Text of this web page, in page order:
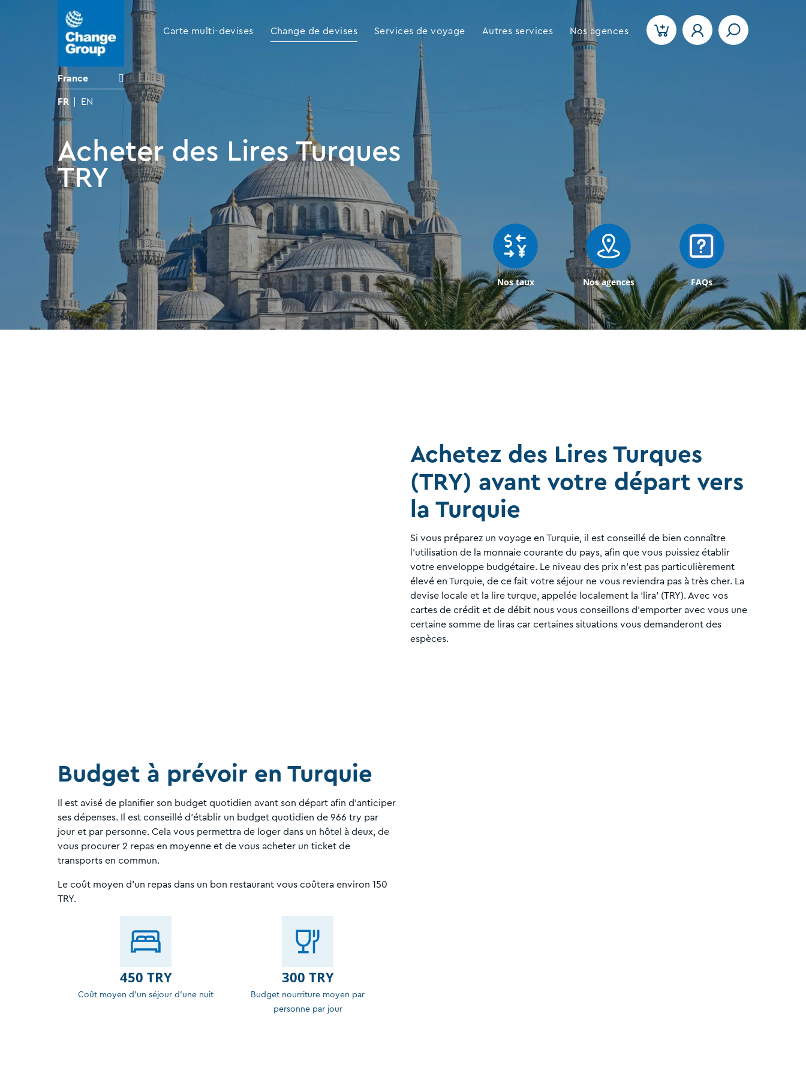
France
FR EN
Carte multi-devises Change de devises Services de voyage Autres services Nos agences
Acheter des Lires Turques
TRY
Nos taux Nos agences FAQs
Achetez des Lires Turques
(TRY) avant votre départ vers
la Turquie
Si vous préparez un voyage en Turquie, il est conseillé de bien connaître
l’utilisation de la monnaie courante du pays, afin que vous puissiez établir
votre enveloppe budgétaire. Le niveau des prix n’est pas particulièrement
élevé en Turquie, de ce fait votre séjour ne vous reviendra pas à très cher. La
devise locale et la lire turque, appelée localement la ‘lira’ (TRY). Avec vos
cartes de crédit et de débit nous vous conseillons d’emporter avec vous une
certaine somme de liras car certaines situations vous demanderont des
espèces.
Budget à prévoir en Turquie
Il est avisé de planifier son budget quotidien avant son départ afin d'anticiper
ses dépenses. Il est conseillé d’établir un budget quotidien de 966 try par
jour et par personne. Cela vous permettra de loger dans un hôtel à deux, de
vous procurer 2 repas en moyenne et de vous acheter un ticket de
transports en commun.
Le coût moyen d'un repas dans un bon restaurant vous coûtera environ 150
TRY.
450 TRY
Coût moyen d'un séjour d'une nuit
300 TRY
Budget nourriture moyen par
personne par jour